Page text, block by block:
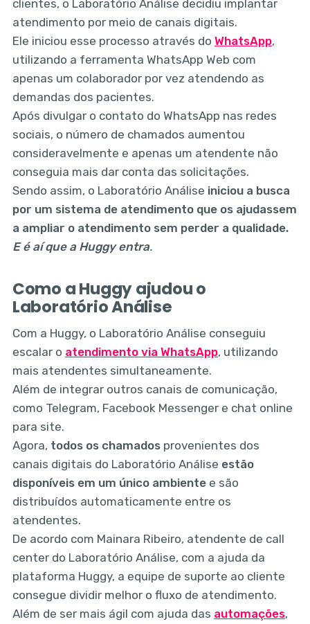
clientes, o Laboratório Análise decidiu implantar
atendimento por meio de canais digitais.
Ele iniciou esse processo através do WhatsApp,
utilizando a ferramenta WhatsApp Web com
apenas um colaborador por vez atendendo as
demandas dos pacientes.
Após divulgar o contato do WhatsApp nas redes
sociais, o número de chamados aumentou
consideravelmente e apenas um atendente não
conseguia mais dar conta das solicitações.
Sendo assim, o Laboratório Análise iniciou a busca
por um sistema de atendimento que os ajudassem
a ampliar o atendimento sem perder a qualidade.
E é aí que a Huggy entra.
Como a Huggy ajudou o
Laboratório Análise
Com a Huggy, o Laboratório Análise conseguiu
escalar o atendimento via WhatsApp, utilizando
mais atendentes simultaneamente.
Além de integrar outros canais de comunicação,
como Telegram, Facebook Messenger e chat online
para site.
Agora, todos os chamadosprovenientes dos
canais digitais do Laboratório Análise estão
disponíveis em um único ambientee são
distribuídos automaticamente entre os
atendentes.
De acordo com Mainara Ribeiro, atendente de call
center do Laboratório Análise, com a ajuda da
plataforma Huggy, a equipe de suporte ao cliente
consegue dividir melhor o fluxo de atendimento.
Além de ser mais ágil com ajuda das automações,